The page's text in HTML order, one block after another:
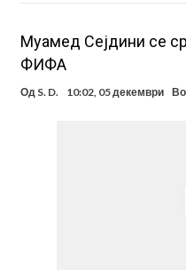
Муамед Сејдини се
ФИФА
Од S. D. 10:02, 05 декември